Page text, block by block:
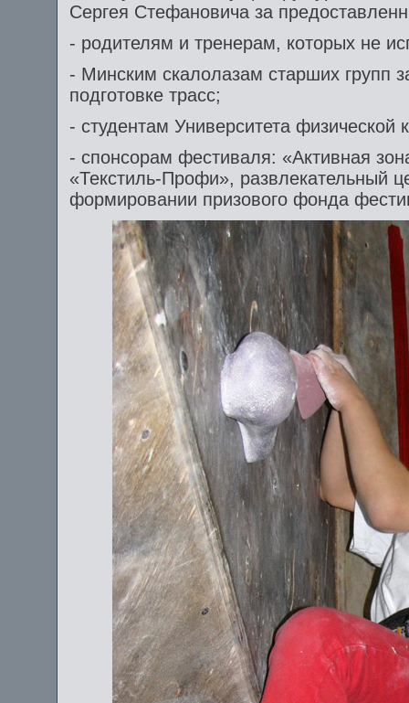
Сергея Стефановича за
- родителям и тренерам, которых не
- Минским скалолазам старших групп
подготовке трасс;
- студентам Университета физической
- спонсорам фестиваля: «Активная
«Текстиль-Профи», развлекательный
формировании призового фонда